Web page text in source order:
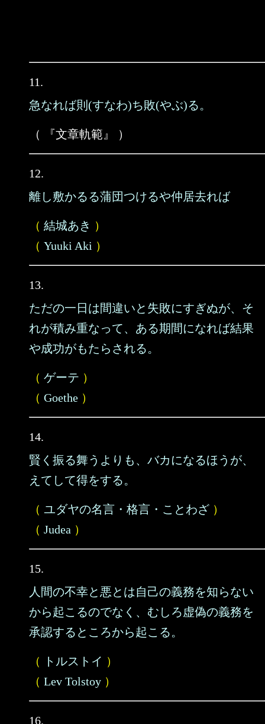
11.
急なれば則(すなわ)ち敗(やぶ)る。
（ 『文章軌範』 ）
12.
離し敷かるる蒲団つけるや仲居去れば
（ 結城あき ）
（ Yuuki Aki ）
13.
ただの一日は間違いと失敗にすぎぬが、そ
れが積み重なって、ある期間になれば結果
や成功がもたらされる。
（ ゲーテ ）
（ Goethe ）
14.
賢く振る舞うよりも、バカになるほうが、
えてして得をする。
（ ユダヤの名言・格言・ことわざ ）
（ Judea ）
15.
人間の不幸と悪とは自己の義務を知らない
から起こるのでなく、むしろ虚偽の義務を
承認するところから起こる。
（ トルストイ ）
（ Lev Tolstoy ）
16.